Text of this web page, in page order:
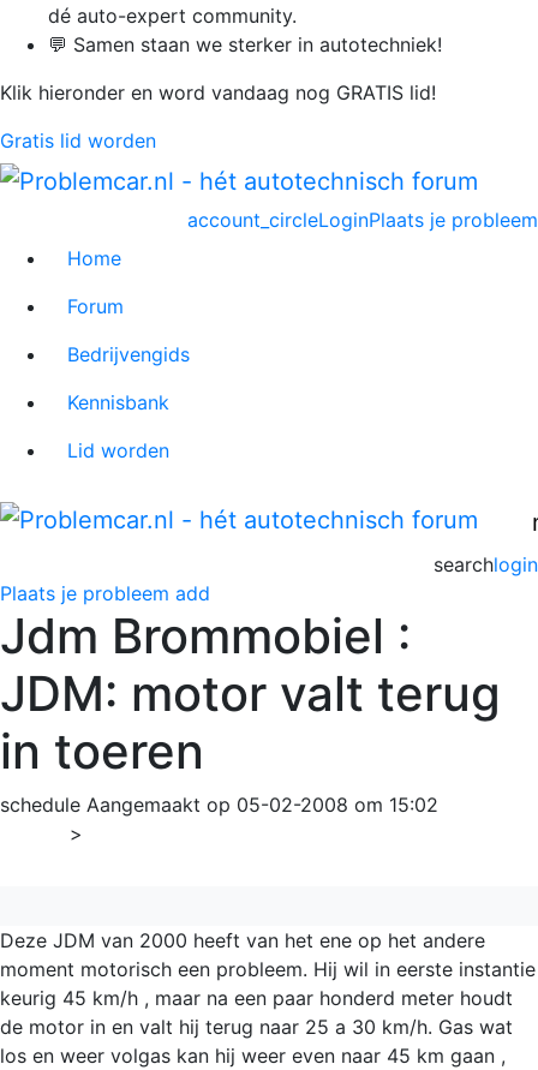
dé auto-expert community.
💬 Samen staan we sterker in autotechniek!
Klik hieronder en word vandaag nog GRATIS lid!
Gratis lid worden
Plaats je probleem
account_circleLogin
Home
Forum
Bedrijvengids
Kennisbank
Lid worden
login
search
Plaats je probleem add
Jdm Brommobiel :
JDM: motor valt terug
in toeren
schedule Aangemaakt op 05-02-2008 om 15:02
>
Deze JDM van 2000 heeft van het ene op het andere
moment motorisch een probleem. Hij wil in eerste instantie
keurig 45 km/h , maar na een paar honderd meter houdt
de motor in en valt hij terug naar 25 a 30 km/h. Gas wat
los en weer volgas kan hij weer even naar 45 km gaan ,